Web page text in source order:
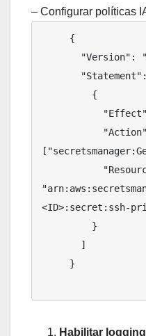
– Configurar políticas
<ID>:secret:ssh-
Habilitar